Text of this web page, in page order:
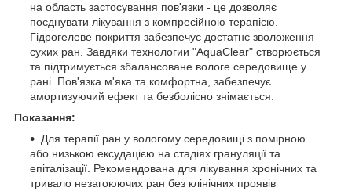
на область застосування пов'язки - це дозволяє
поєднувати лікування з компресійною терапією.
Гідрогелеве покриття забезпечує достатнє зволоження
сухих ран. Завдяки технологии "AquaClear" створюється
та підтримується збалансоване вологе середовище у
рані. Пов'язка м'яка та комфортна, забезпечує
амортизуючий ефект та безболісно знімається.
Показання:
Для терапії ран у вологому середовищі з помірною
або низькою ексудацією на стадіях грануляції та
епіталізації. Рекомендована для лікування хронічних та
тривало незагоюючих ран без клінічних проявів